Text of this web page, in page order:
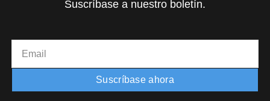
Suscríbase a nuestro boletín.
Suscríbase ahora